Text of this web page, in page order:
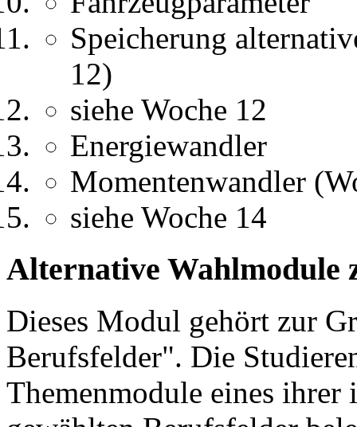
Speicherung
12)
siehe Woche 12
Energiewandler
Momentenwandler
siehe Woche 14
Alternative Wahlmodule
Dieses Modul gehört zur
Berufsfelder". Die
Themenmodule eines ihrer